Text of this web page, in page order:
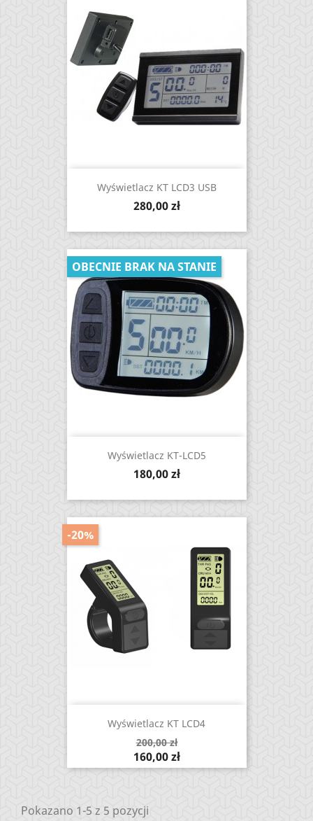
Wyświetlacz KT LCD3 USB
Cena
280,00 zł
Wyświetlacz KT-LCD5
Cena
180,00 zł
OBECNIE BRAK NA STANIE
Wyświetlacz KT LCD4
Cena
podstawowa
200,00 zł
-20%
Cena
160,00 zł
Pokazano 1-5 z 5 pozycji